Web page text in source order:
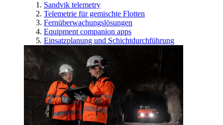
Sandvik telemetry
Telemetrie für gemischte Flotten
Fernüberwachungslösungen
Equipment companion apps
Einsatzplanung und Schichtdurchführung